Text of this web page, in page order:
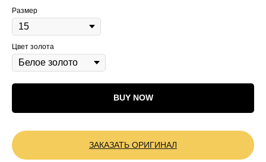
Размер
Цвет золота
BUY NOW
ЗАКАЗАТЬ ОРИГИНАЛ